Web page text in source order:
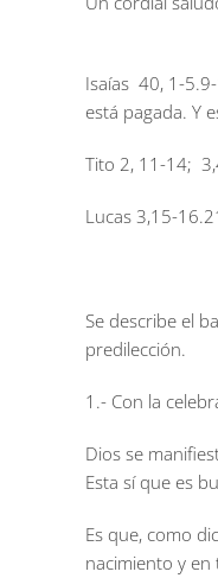
Isaías 40, 1-
está pagada. Y
Tito 2, 11-14;
Lucas 3,15-
Se describe el
predilección.
1.- Con la
Dios se
Esta sí que es
Es que, como
nacimiento y en